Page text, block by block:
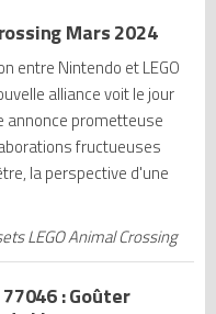
Mars 2024
entre Nintendo et LEGO
alliance voit le jour
annonce prometteuse
fructueuses
la perspective d'une
LEGO Animal Crossing
: Goûter